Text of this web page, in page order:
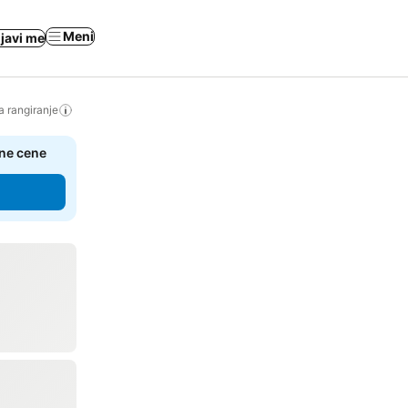
me Meni
rangiranje
cene